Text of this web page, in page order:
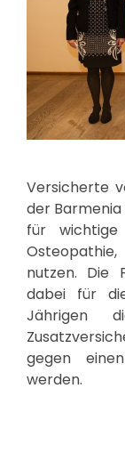
Versicherte
der
für wichtige
nutzen. Die
dabei für
Jährigen
gegen
werden.